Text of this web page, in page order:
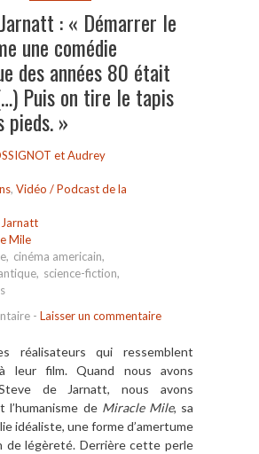
: « Démarrer le
une comédie
des années 80 était
Puis on tire le tapis
pieds. »
et Audrey
, Vidéo / Podcast de la
Mile
, cinéma americain,
, science-fiction,
- Laisser un commentaire
réalisateurs qui ressemblent
leur film. Quand nous avons
de Jarnatt, nous avons
de Miracle Mile, sa
idéaliste, une forme d’amertume
de légèreté. Derrière cette perle